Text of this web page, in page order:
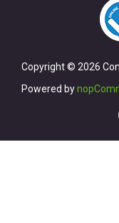
Copyright © 2026
Powered by